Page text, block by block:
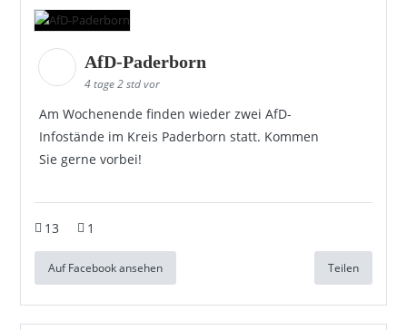
AfD-Paderborn
4 tage 2 std vor
Am Wochenende finden wieder zwei AfD-
Infostände im Kreis Paderborn statt. Kommen
Sie gerne vorbei!
13 1
Auf Facebook ansehen Teilen